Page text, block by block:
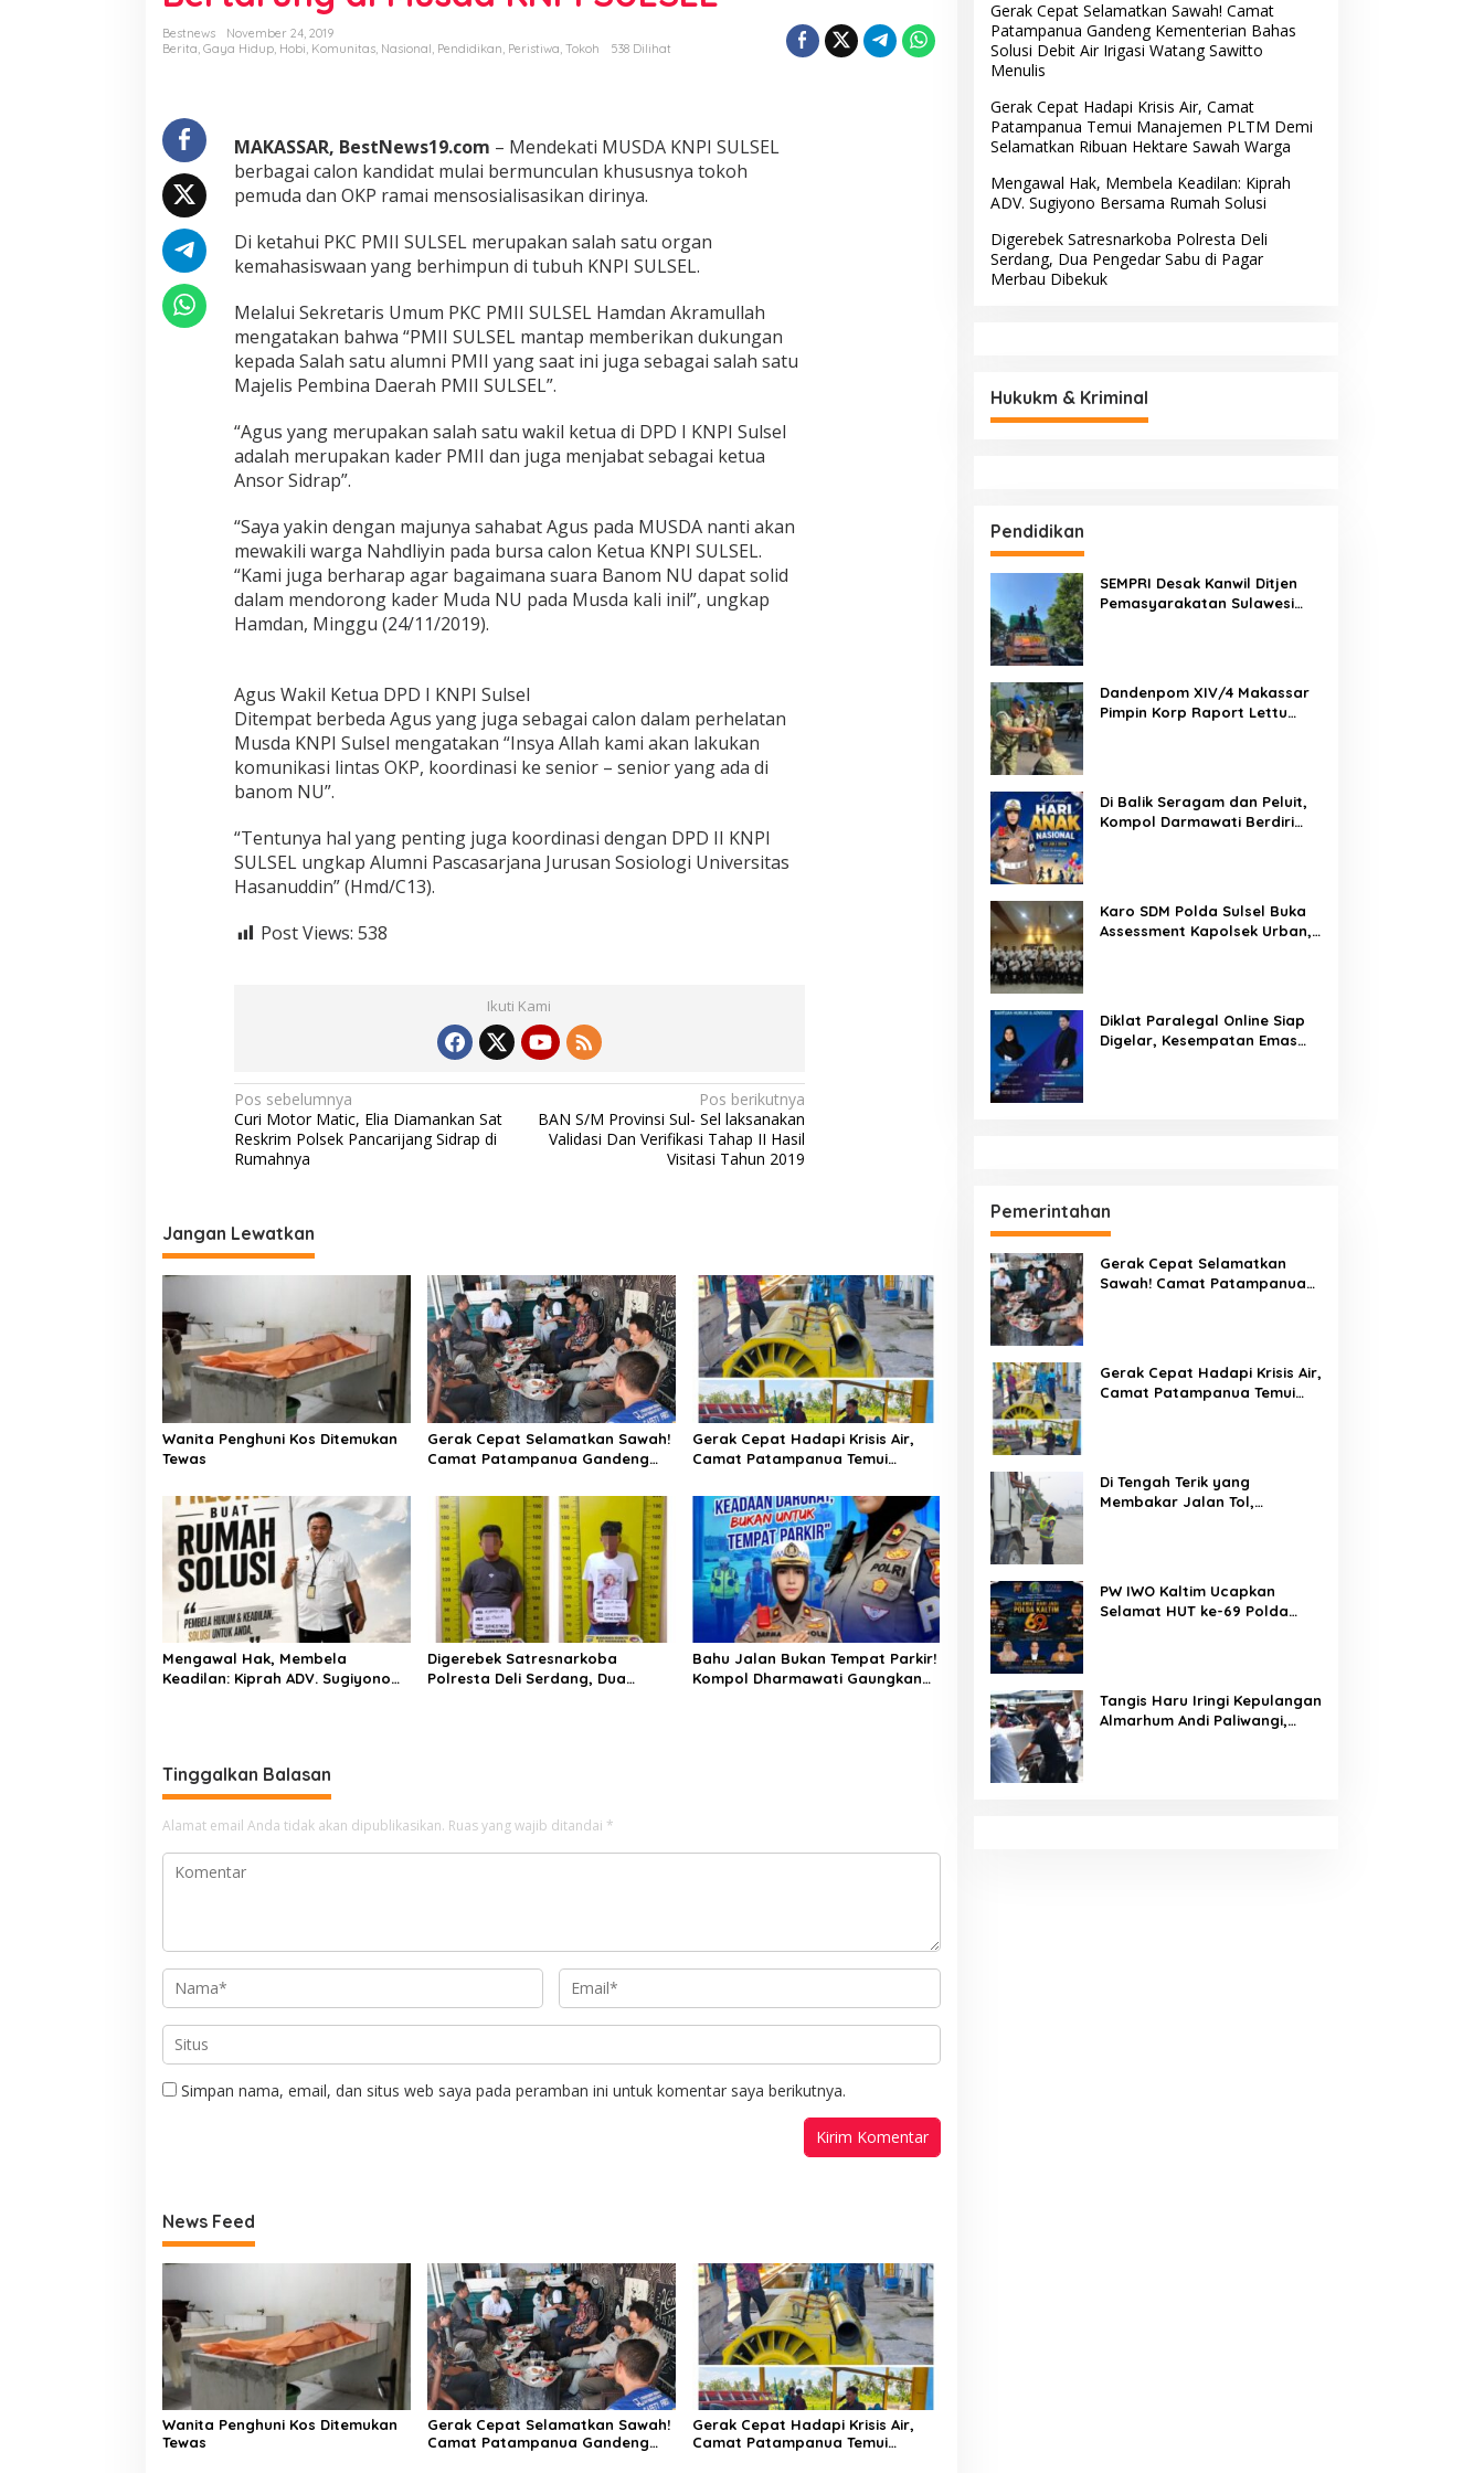
U
L
S
k
u
g
g
u
R
a
s
y
B
u
t
u
e
r
t
a
r
u
i
M
u
s
d
a
N
P
I
L
Bestnews
November 24, 2019
Berita, Gaya Hidup, Hobi, Komunitas, Nasional, Pendidikan, Peristiwa, Tokoh 538 Dilihat
MAKASSAR, BestNews19.com – Mendekati MUSDA KNPI SULSEL
berbagai calon kandidat mulai bermunculan khususnya tokoh
pemuda dan OKP ramai mensosialisasikan dirinya.
Di ketahui PKC PMII SULSEL merupakan salah satu organ
kemahasiswaan yang berhimpun di tubuh KNPI SULSEL.
Melalui Sekretaris Umum PKC PMII SULSEL Hamdan Akramullah
mengatakan bahwa “PMII SULSEL mantap memberikan dukungan
kepada Salah satu alumni PMII yang saat ini juga sebagai salah satu
Majelis Pembina Daerah PMII SULSEL”.
“Agus yang merupakan salah satu wakil ketua di DPD I KNPI Sulsel
adalah merupakan kader PMII dan juga menjabat sebagai ketua
Ansor Sidrap”.
“Saya yakin dengan majunya sahabat Agus pada MUSDA nanti akan
mewakili warga Nahdliyin pada bursa calon Ketua KNPI SULSEL.
“Kami juga berharap agar bagaimana suara Banom NU dapat solid
dalam mendorong kader Muda NU pada Musda kali inil”, ungkap
Hamdan, Minggu (24/11/2019).
Agus Wakil Ketua DPD I KNPI Sulsel
Ditempat berbeda Agus yang juga sebagai calon dalam perhelatan
Musda KNPI Sulsel mengatakan “Insya Allah kami akan lakukan
komunikasi lintas OKP, koordinasi ke senior – senior yang ada di
banom NU”.
“Tentunya hal yang penting juga koordinasi dengan DPD II KNPI
SULSEL ungkap Alumni Pascasarjana Jurusan Sosiologi Universitas
Hasanuddin” (Hmd/C13).
Post Views: 538
Ikuti Kami
N
a
v
g
a
i
p
o
s
Pos sebelumnya
Curi Motor Matic, Elia Diamankan Sat
Reskrim Polsek Pancarijang Sidrap di
Rumahnya
Pos berikutnya
BAN S/M Provinsi Sul- Sel laksanakan
Validasi Dan Verifikasi Tahap II Hasil
Visitasi Tahun 2019
Jangan Lewatkan
Wanita Penghuni Kos Ditemukan
Tewas
Gerak Cepat Selamatkan Sawah!
Camat Patampanua Gandeng
Air Irigasi Watang Sawitto
Menulis
Gerak Cepat Hadapi Krisis Air,
Camat Patampanua Temui
Selamatkan Ribuan Hektare
Sawah Warga
Mengawal Hak, Membela
Keadilan: Kiprah ADV. Sugiyono
Digerebek Satresnarkoba
Polresta Deli Serdang, Dua
Bahu Jalan Bukan Tempat Parkir!
Kompol Dharmawati Gaungkan
Tinggalkan Balasan
Alamat email Anda tidak akan dipublikasikan. Ruas yang wajib ditandai *
Simpan nama, email, dan situs web saya pada peramban ini untuk komentar saya berikutnya.
News Feed
Wanita Penghuni Kos Ditemukan
Tewas
Gerak Cepat Selamatkan Sawah!
Camat Patampanua Gandeng
Gerak Cepat Hadapi Krisis Air,
Camat Patampanua Temui
Gerak Cepat Selamatkan Sawah! Camat
Patampanua Gandeng Kementerian Bahas
Solusi Debit Air Irigasi Watang Sawitto
Menulis
Gerak Cepat Hadapi Krisis Air, Camat
Patampanua Temui Manajemen PLTM Demi
Selamatkan Ribuan Hektare Sawah Warga
Mengawal Hak, Membela Keadilan: Kiprah
ADV. Sugiyono Bersama Rumah Solusi
Digerebek Satresnarkoba Polresta Deli
Serdang, Dua Pengedar Sabu di Pagar
Merbau Dibekuk
Hukukm & Kriminal
Pendidikan
SEMPRI Desak Kanwil Ditjen
Pemasyarakatan Sulawesi
Dandenpom XIV/4 Makassar
Pimpin Korp Raport Lettu
Di Balik Seragam dan Peluit,
Kompol Darmawati Berdiri
Karo SDM Polda Sulsel Buka
Assessment Kapolsek Urban,
Diklat Paralegal Online Siap
Digelar, Kesempatan Emas
Pemerintahan
Gerak Cepat Selamatkan
Sawah! Camat Patampanua
Gerak Cepat Hadapi Krisis Air,
Camat Patampanua Temui
Di Tengah Terik yang
Membakar Jalan Tol,
PW IWO Kaltim Ucapkan
Selamat HUT ke-69 Polda
Tangis Haru Iringi Kepulangan
Almarhum Andi Paliwangi,